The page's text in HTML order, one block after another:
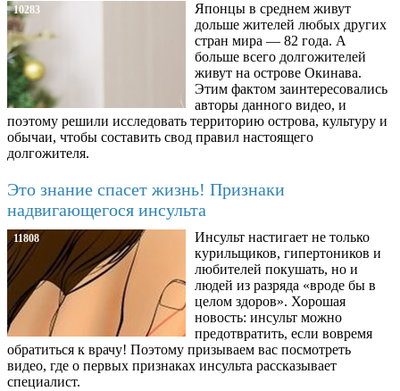
10283
Японцы в среднем живут
дольше жителей любых других
стран мира — 82 года. А
больше всего долгожителей
живут на острове Окинава.
Этим фактом заинтересовались
авторы данного видео, и
поэтому решили исследовать территорию острова, культуру и
обычаи, чтобы составить свод правил настоящего
долгожителя.
Это знание спасет жизнь! Признаки
надвигающегося инсульта
11808
Инсульт настигает не только
курильщиков, гипертоников и
любителей покушать, но и
людей из разряда «вроде бы в
целом здоров». Хорошая
новость: инсульт можно
предотвратить, если вовремя
обратиться к врачу! Поэтому призываем вас посмотреть
видео, где о первых признаках инсульта рассказывает
специалист.